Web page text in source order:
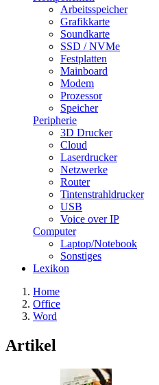
Arbeitsspeicher
Grafikkarte
Soundkarte
SSD / NVMe
Festplatten
Mainboard
Modem
Prozessor
Speicher
Peripherie
3D Drucker
Cloud
Laserdrucker
Netzwerke
Router
Tintenstrahldrucker
USB
Voice over IP
Computer
Laptop/Notebook
Sonstiges
Lexikon
Home
Office
Word
Artikel